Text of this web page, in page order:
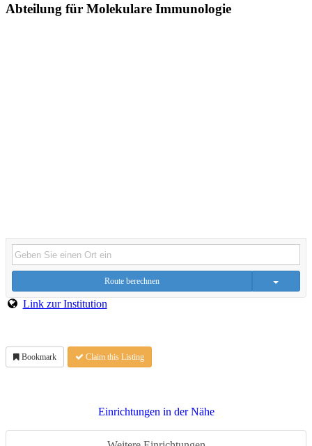
Abteilung für Molekulare Immunologie
Route berechnen
Link zur Institution
Bookmark Claim this Listing
Einrichtungen in der Nähe